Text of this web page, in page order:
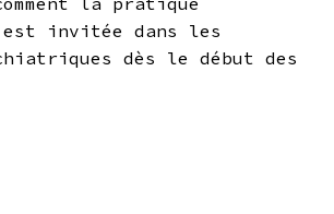
invitée dans les
dès le début des